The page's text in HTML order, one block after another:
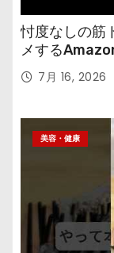
忖度なしの筋
メする
の 7月 16, 2026
美容・健康